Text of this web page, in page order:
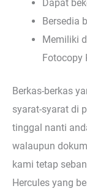
Dapat
Bersedia
Memiliki
Fotocopy
Berkas-berkas
syarat-syarat di
tinggal nanti
walaupun
kami tetap
Hercules yang